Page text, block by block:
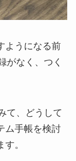
ようになる前
がなく、つく
て、どうして
ム手帳を検討
。